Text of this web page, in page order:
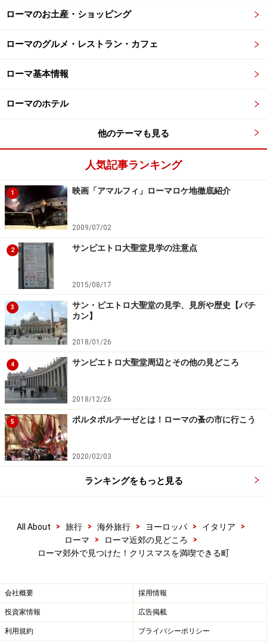
人口14000人という小さな町ですが、アルテーナは「旧
市街での車両通行止めエリアがヨーロッパ一広い町」
と狭い小路の連続、確かにこれでは車両は入れません。
町中散策中、後ろからくる車の心配をせず、歩行者が通
りのど真ん中を歩ける街なのです。
そしてそんなアルテーナで大切にされてきた交通手段が
ラバ。今は観光用となっており、町の入り口にある広場
からラバに乗って町を一周することができます。ただ、
高いラバの背中に乗って石畳の滑りやすい階段を上り下
りするので、ちょっとコワイです。冒険したい人にはお
勧め。
お土産は手作りお菓子を
手作りのお菓子を売る店。「買う前にまず味見を」という表
示で通行人をまず立ち止まります
通りに台と商品を置けば、お店の開店です
プレセーぺを見に来た人たちの流れを止めるのが、通り
沿いで売られるお菓子やワイン。商店が出店を出してい
たり、住民が家の外にバスケットを出していたり、とい
例えば上の写真は教会の前にあるお店。「買いたいもの
があったら、まず味見してね」という売り文句で客を誘
（この地方の伝統的な硬めのビスケット）ですが、一番
売れていたのは、飾りつけ用に穴があいている、ジンジ
ャーマンやクリスマスツリーの形をしたシナモンクッキ
ローマのお土産・ショッピング
ローマのグルメ・レストラン・カフェ
ローマ基本情報
ローマのホテル
他のテーマも見る
人気記事ランキング
1 映画「アマルフィ」ローマロケ地徹底紹介
2009/07/02
2 サンピエトロ大聖堂見学の注意点
2015/08/17
3
サン・ピエトロ大聖堂の見学、見所や歴史【バチ
カン】
2018/01/26
4 サンピエトロ大聖堂周辺とその他の見どころ
2018/12/26
5 ポルタポルテーゼとは！ローマの蚤の市に行こう
2020/02/03
ランキングをもっと見る
All About > 旅行 > 海外旅行 > ヨーロッパ > イタリア
>
ローマ
> ローマ近郊の見どころ
>
ローマ郊外で見つけた！クリスマスを満喫できる町
会社概要 採用情報
投資家情報 広告掲載
利用規約 プライバシーポリシー